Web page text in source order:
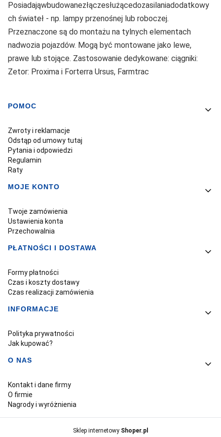
Posiadająwbudowanezłączesłużącedozasilaniadodatkowy
ch świateł - np. lampy przenośnej lub roboczej.
Przeznaczone są do montażu na tylnych elementach
nadwozia pojazdów. Mogą być montowane jako lewe,
prawe lub stojące. Zastosowanie dedykowane: ciągniki:
Zetor: Proxima i Forterra Ursus, Farmtrac
Linki w stopce
POMOC
Zwroty i reklamacje
Odstąp od umowy tutaj
Pytania i odpowiedzi
Regulamin
Raty
MOJE KONTO
Twoje zamówienia
Ustawienia konta
Przechowalnia
PŁATNOŚCI I DOSTAWA
Formy płatności
Czas i koszty dostawy
Czas realizacji zamówienia
INFORMACJE
Polityka prywatności
Jak kupować?
O NAS
Kontakt i dane firmy
O firmie
Nagrody i wyróżnienia
Sklep internetowy Shoper.pl